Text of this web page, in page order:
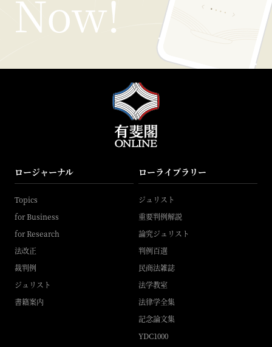
ロージャーナル
Topics
for Business
for Research
法改正
裁判例
ジュリスト
書籍案内
ローライブラリー
ジュリスト
重要判例解説
論究ジュリスト
判例百選
民商法雑誌
法学教室
法律学全集
記念論文集
YDC1000